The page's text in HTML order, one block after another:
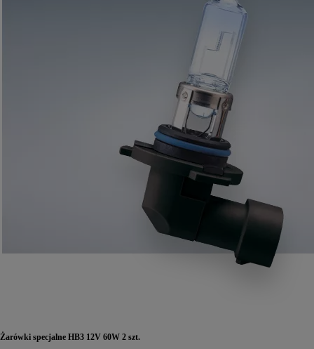
Żarówki specjalne HB3 12V 60W 2 szt.